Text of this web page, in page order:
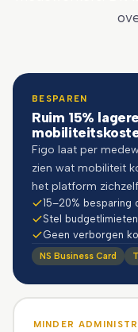
BESPAREN
Ruim 15% lagere
Figo laat per
zien wat mobiliteit
het platform
15–20% besparing
Stel
Geen verborgen
NS Business Card
MINDER